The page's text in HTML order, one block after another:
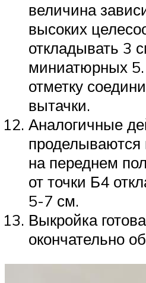
величина
высоких
откладывать 3
миниатюрных
отметку
вытачки.
Аналогичные
проделываются
на переднем
от точки Б4
5-7 см.
Выкройка
окончательно